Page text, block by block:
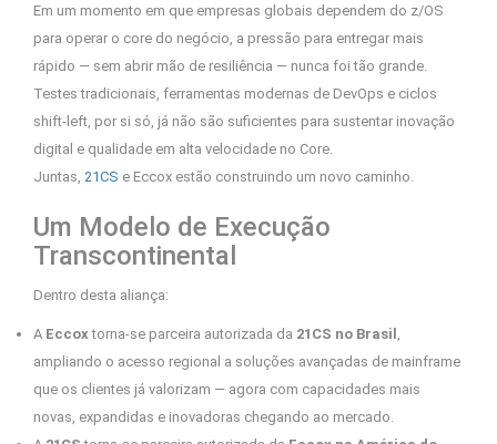
Em um momento em que empresas globais dependem do z/OS
para operar o core do negócio, a pressão para entregar mais
rápido — sem abrir mão de resiliência — nunca foi tão grande.
Testes tradicionais, ferramentas modernas de DevOps e ciclos
shift-left, por si só, já não são suficientes para sustentar inovação
digital e qualidade em alta velocidade no Core.
Juntas, 21CS e Eccox estão construindo um novo caminho.
Um Modelo de Execução
Transcontinental
Dentro desta aliança:
A Eccox torna-se parceira autorizada da 21CS no Brasil
ampliando o acesso regional a soluções avançadas de mainframe
que os clientes já valorizam — agora com capacidades mais
novas, expandidas e inovadoras chegando ao mercado.